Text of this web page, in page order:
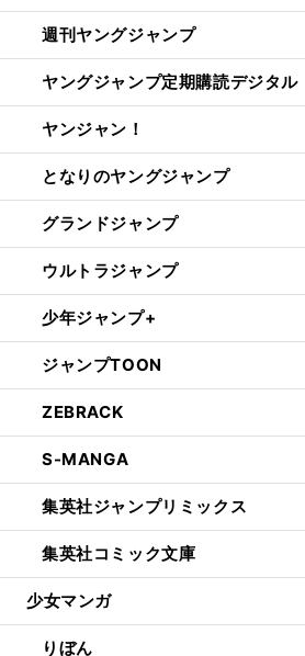
週刊ヤングジャンプ
ヤングジャンプ定期購読デジタル
ヤンジャン！
となりのヤングジャンプ
グランドジャンプ
ウルトラジャンプ
少年ジャンプ+
ジャンプTOON
ZEBRACK
S-MANGA
集英社ジャンプリミックス
集英社コミック文庫
少女マンガ
りぼん